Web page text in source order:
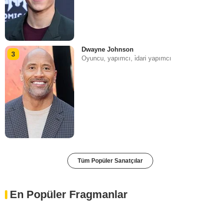
3
Dwayne Johnson
Oyuncu, yapımcı, i̇dari yapımcı
Tüm Popüler Sanatçılar
En Popüler Fragmanlar